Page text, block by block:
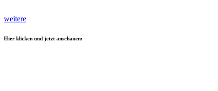
weitere
Hier klicken und jetzt anschauen: